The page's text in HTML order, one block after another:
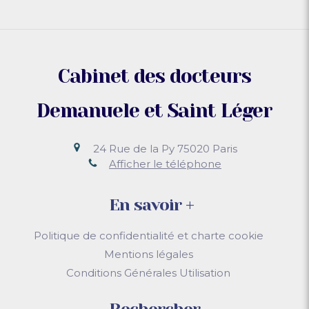
Cabinet des docteurs
Demanuele et Saint Léger
24 Rue de la Py 75020 Paris
Afficher le téléphone
En savoir +
Politique de confidentialité et charte cookie
Mentions légales
Conditions Générales Utilisation